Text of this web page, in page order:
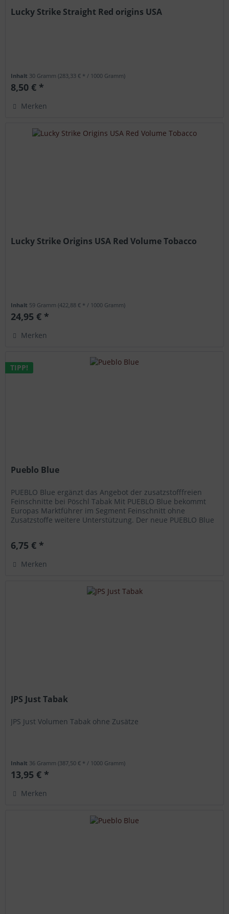
Lucky Strike Straight Red origins USA
Inhalt 30 Gramm(283,33 € * / 1000 Gramm)
8,50 € *
Merken
Lucky Strike Origins USA Red Volume Tobacco
Inhalt 59 Gramm(422,88 € * / 1000 Gramm)
24,95 € *
Merken
TIPP!
Pueblo Blue
PUEBLO Blue ergänzt das Angebot der zusatzstofffreien
Feinschnitte bei Pöschl Tabak Mit PUEBLO Blue bekommt
Europas Marktführer im Segment Feinschnitt ohne
Zusatzstoffe weitere Unterstützung. Der neue PUEBLO Blue
6,75 € *
Merken
JPS Just Tabak
JPS Just Volumen Tabak ohne Zusätze
Inhalt 36 Gramm(387,50 € * / 1000 Gramm)
13,95 € *
Merken